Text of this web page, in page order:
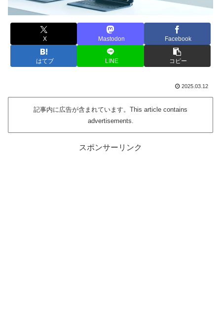
X Mastodon Facebook
はてブ LINE コピー
2025.03.12
記事内に広告が含まれています。This article contains
advertisements.
スポンサーリンク